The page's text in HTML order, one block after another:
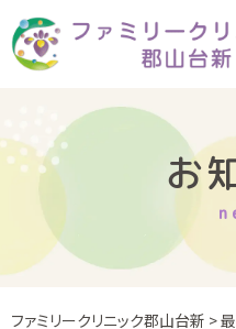
Skip
to
content
お
ファミリークリニック郡山台新 >